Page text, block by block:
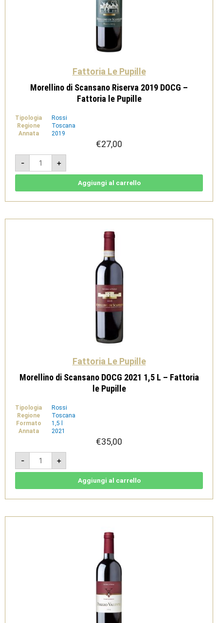
Fattoria Le Pupille
Morellino di Scansano Riserva 2019 DOCG –
Fattoria le Pupille
Tipologia
Rossi
Regione
Toscana
Annata
2019
€27,00
-
Morellino
Scansano
Riserva
Fattoria
quantità
+
Aggiungi al carrello
Fattoria Le Pupille
Morellino di Scansano DOCG 2021 1,5 L – Fattoria
le Pupille
Tipologia
Rossi
Regione
Toscana
Formato
1,5 l
Annata
2021
€35,00
-
Morellino
Scansano
DOCG
-
Pupille
+
Aggiungi al carrello